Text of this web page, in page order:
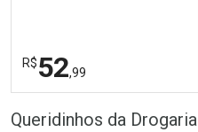
R$52,99
Queridinhos da Drogaria